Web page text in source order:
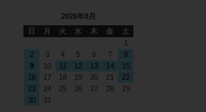
2026年8月
日
月 火 水 木 金
土
1
2
3 4 5 6 7
8
9
10 11 12 13 14
15
16
17 18 19 20 21
22
23
24 25 26 27 28
29
30
31